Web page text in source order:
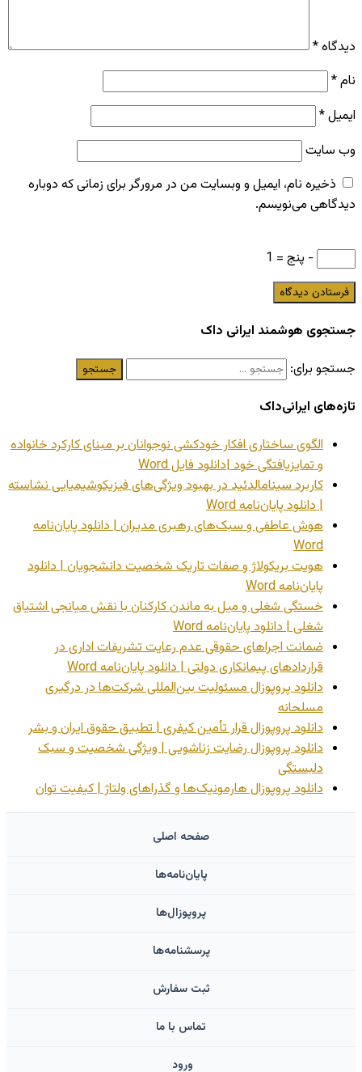
دیدگاه*
نام*
ایمیل*
وب‌ سایت
ذخیره نام، ایمیل و وبسایت من در مرورگر برای زمانی که دوباره
دیدگاهی می‌نویسم.
− پنج = 1
جستجوی هوشمند ایرانی داک
جستجو برای:
تازه‌های ایرانی‌داک
الگوی ساختاری افکار خودکشی نوجوانان بر مبنای کارکرد خانواده
و تمایزیافتگی خود |دانلود فایل Word
کاربرد سینامالدئید در بهبود ویژگی‌های فیزیکوشیمیایی نشاسته
| دانلود پایان‌نامه Word
هوش عاطفی و سبک‌های رهبری مدیران | دانلود پایان‌نامه
Word
هویت بریکولاژ و صفات تاریک شخصیت دانشجویان | دانلود
پایان‌نامه Word
خستگی شغلی و میل به ماندن کارکنان با نقش میانجی اشتیاق
شغلی | دانلود پایان‌نامه Word
ضمانت اجراهای حقوقی عدم رعایت تشریفات اداری در
قراردادهای پیمانکاری دولتی | دانلود پایان‌نامه Word
دانلود پروپوزال مسئولیت بین‌المللی شرکت‌ها در درگیری
مسلحانه
دانلود پروپوزال قرار تأمین کیفری | تطبیق حقوق ایران و بشر
دانلود پروپوزال رضایت زناشویی | ویژگی شخصیت و سبک
دلبستگی
دانلود پروپوزال هارمونیک‌ها و گذراهای ولتاژ | کیفیت توان
صفحه اصلی
پایان‌نامه‌ها
پروپوزال‌ها
پرسشنامه‌ها
ثبت سفارش
تماس با ما
ورود ‌